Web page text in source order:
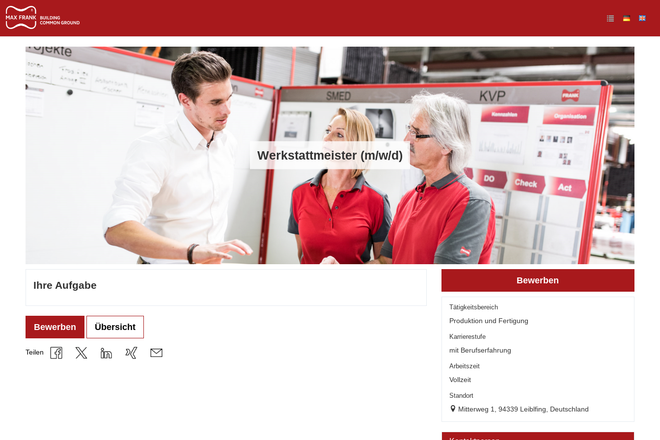
Werkstattmeister (m/w/d)
Ihre Aufgabe
Bewerben Übersicht
Teilen
Bewerben
Tätigkeitsbereich
Produktion und Fertigung
Karrierestufe
mit Berufserfahrung
Arbeitszeit
Vollzeit
Standort
Mitterweg 1, 94339 Leiblfing, Deutschland